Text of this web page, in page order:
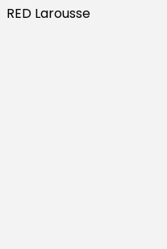
RED Larousse